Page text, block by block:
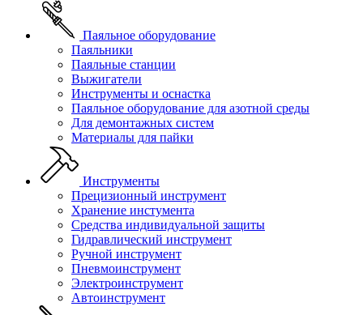
Паяльное оборудование
Паяльники
Паяльные станции
Выжигатели
Инструменты и оснастка
Паяльное оборудование для азотной среды
Для демонтажных систем
Материалы для пайки
Инструменты
Прецизионный инструмент
Хранение инстумента
Средства индивидуальной защиты
Гидравлический инструмент
Ручной инструмент
Пневмоинструмент
Электроинструмент
Автоинструмент